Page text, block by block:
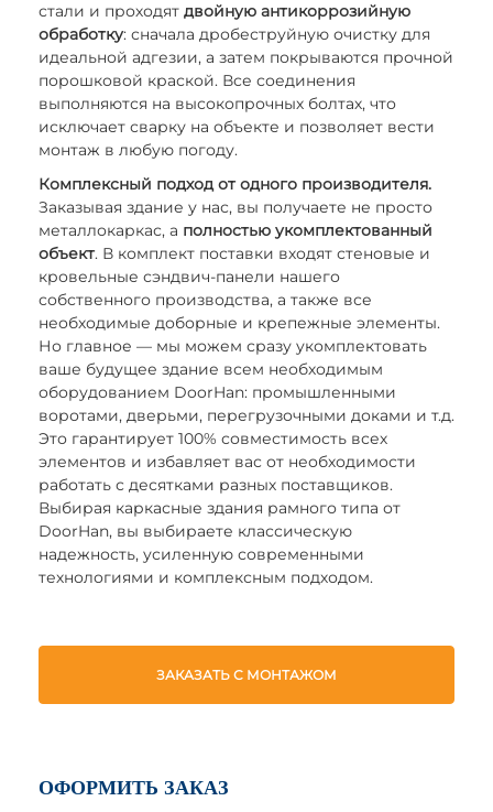
стали и проходят двойную антикоррозийную
обработку: сначала дробеструйную очистку для
идеальной адгезии, а затем покрываются прочной
порошковой краской. Все соединения
выполняются на высокопрочных болтах, что
исключает сварку на объекте и позволяет вести
монтаж в любую погоду.
Комплексный подход от одного производителя.
Заказывая здание у нас, вы получаете не просто
металлокаркас, а полностью укомплектованный
объект. В комплект поставки входят стеновые и
кровельные сэндвич-панели нашего
собственного производства, а также все
необходимые доборные и крепежные элементы.
Но главное — мы можем сразу укомплектовать
ваше будущее здание всем необходимым
оборудованием DoorHan: промышленными
воротами, дверьми, перегрузочными доками и т.д.
Это гарантирует 100% совместимость всех
элементов и избавляет вас от необходимости
работать с десятками разных поставщиков.
Выбирая каркасные здания рамного типа от
DoorHan, вы выбираете классическую
надежность, усиленную современными
технологиями и комплексным подходом.
ЗАКАЗАТЬ С МОНТАЖОМ
ОФОРМИТЬ ЗАКАЗ